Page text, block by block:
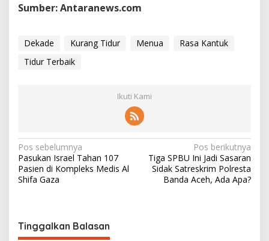
Sumber: Antaranews.com
Dekade Kurang Tidur Menua
Rasa Kantuk
Tidur Terbaik
Ikuti Kami
N
a
v
g
a
Pos sebelumnya
Pasukan Israel Tahan 107
Pasien di Kompleks Medis Al
Shifa Gaza
Pos berikutnya
Tiga SPBU Ini Jadi Sasaran
Sidak Satreskrim Polresta
Banda Aceh, Ada Apa?
Tinggalkan Balasan